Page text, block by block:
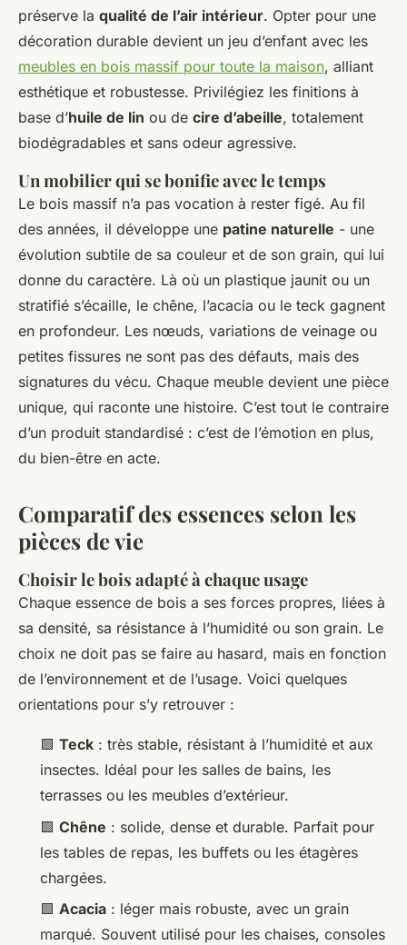
préserve la qualité de l’air intérieur. Opter pour une
décoration durable devient un jeu d’enfant avec les
meubles en bois massif pour toute la maison, alliant
esthétique et robustesse. Privilégiez les finitions à
base d’huile de lin ou de cire d’abeille, totalement
biodégradables et sans odeur agressive.
Un mobilier qui se bonifie avec le temps
Le bois massif n’a pas vocation à rester figé. Au fil
des années, il développe une patine naturelle - une
évolution subtile de sa couleur et de son grain, qui lui
donne du caractère. Là où un plastique jaunit ou un
stratifié s’écaille, le chêne, l’acacia ou le teck gagnent
en profondeur. Les nœuds, variations de veinage ou
petites fissures ne sont pas des défauts, mais des
signatures du vécu. Chaque meuble devient une pièce
unique, qui raconte une histoire. C’est tout le contraire
d’un produit standardisé : c’est de l’émotion en plus,
du bien-être en acte.
Comparatif des essences selon les
pièces de vie
Choisir le bois adapté à chaque usage
Chaque essence de bois a ses forces propres, liées à
sa densité, sa résistance à l’humidité ou son grain. Le
choix ne doit pas se faire au hasard, mais en fonction
de l’environnement et de l’usage. Voici quelques
orientations pour s’y retrouver :
🟩 Teck : très stable, résistant à l’humidité et aux
insectes. Idéal pour les salles de bains, les
terrasses ou les meubles d’extérieur.
🟩 Chêne : solide, dense et durable. Parfait pour
les tables de repas, les buffets ou les étagères
chargées.
🟩 Acacia : léger mais robuste, avec un grain
marqué. Souvent utilisé pour les chaises, consoles